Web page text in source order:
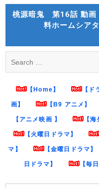
Skip
桃源暗鬼 第16話 動
料ホームシア
for:
【Home】 【
画】 【B9 アニメ】
【アニメ映画 】 【
【火曜日ドラマ】
マ】 【金曜日ドラマ】
日ドラマ】 【毎日